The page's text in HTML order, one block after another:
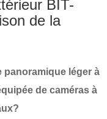
BIT-
de la
panoramique léger à
de caméras à